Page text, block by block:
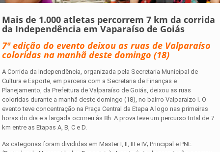
Mais de 1.000 atletas percorrem 7 km da corrida
da Independência em Vaparaíso de Goiás
7ª edição do evento deixou as ruas de Valparaíso
coloridas na manhã deste domingo (18)
A Corrida da Independência, organizada pela Secretaria Municipal de
Cultura e Esporte, em parceria com a Secretaria de Finanças e
Planejamento, da Prefeitura de Valparaíso de Goiás, deixou as ruas
coloridas durante a manhã deste domingo (18), no bairro Valparaizo I. O
evento teve concentração na Praça Central da Etapa A logo nas primeiras
horas do dia e a largada ocorreu às 8h. A prova teve um percurso total de 7
km entre as Etapas A, B, C e D.
As categorias foram divididas em Master I, II, III e IV; Principal e PNE